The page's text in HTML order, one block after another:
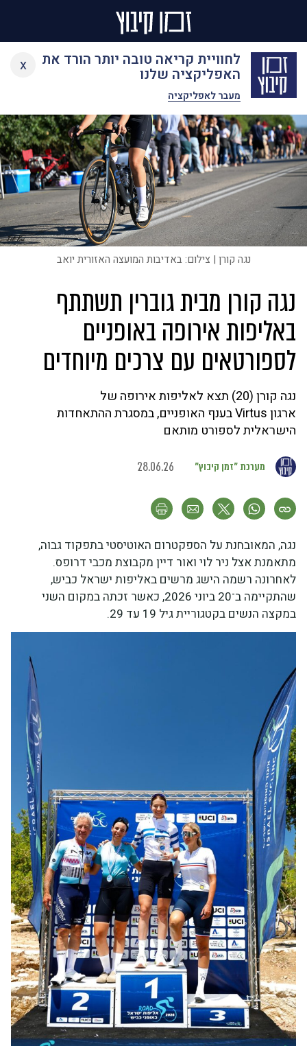
לחוויית קריאה טובה יותר הורד את
האפליקציה שלנו
מעבר לאפליקציה
x
Skip
content
נגה קורן | צילום: באדיבות המועצה האזורית יואב
נגה קורן מבית גוברין תשתתף
באליפות אירופה באופניים
לספורטאים עם צרכים מיוחדים
נגה קורן (20) תצא לאליפות אירופה של
ארגון Virtus בענף האופניים, במסגרת ההתאחדות
הישראלית לספורט מותאם
מערכת "זמן קיבוץ" 28.06.26
נגה, המאובחנת על הספקטרום האוטיסטי בתפקוד גבוה,
מתאמנת אצל ניר לוי ואור דיין מקבוצת מכבי דרופס.
לאחרונה רשמה הישג מרשים באליפות ישראל כביש,
שהתקיימה ב־20 ביוני 2026, כאשר זכתה במקום השני
במקצה הנשים בקטגוריית גיל 19 עד 29.